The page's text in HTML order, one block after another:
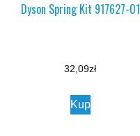
Dyson Spring Kit 917627-01
32,09zł
Kup